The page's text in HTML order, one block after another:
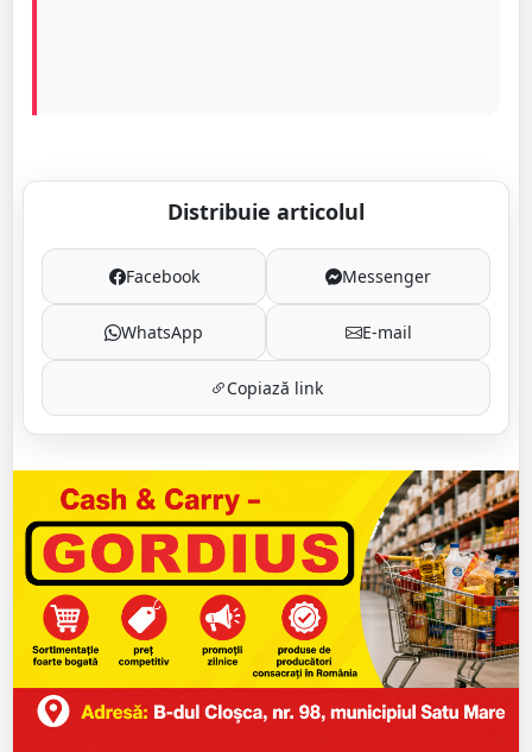
Distribuie articolul
Facebook Messenger
WhatsApp E-mail
Copiază link